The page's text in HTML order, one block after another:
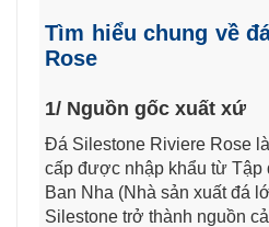
Tìm hiểu chung về
Rose
1/ Nguồn gốc xuất xứ
Đá Silestone Riviere Rose
cấp được nhập khẩu từ Tập
Ban Nha (Nhà sản xuất đá
Silestone trở thành nguồn